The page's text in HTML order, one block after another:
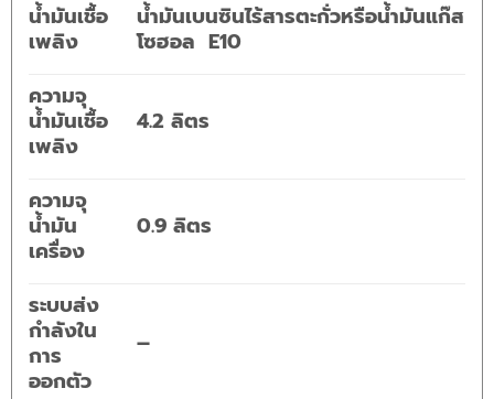
น้ำมันเชื้อ
เพลิง
น้ำมันเบนซินไร้สารตะกั่วหรือน้ำมันแก๊ส
โซฮอล E10
ความจุ
น้ำมันเชื้อ
เพลิง
4.2 ลิตร
ความจุ
น้ำมัน
เครื่อง
0.9 ลิตร
ระบบส่ง
กำลังใน
การ
ออกตัว
–